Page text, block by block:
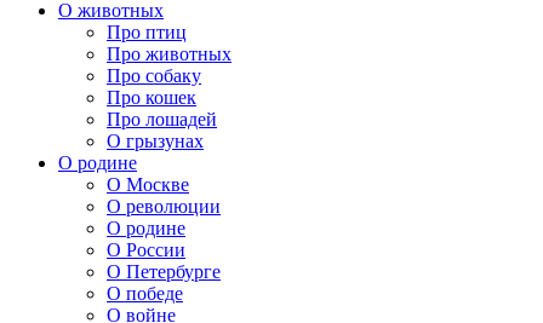
О животных
Про птиц
Про животных
Про собаку
Про кошек
Про лошадей
О грызунах
О родине
О Москве
О революции
О родине
О России
О Петербурге
О победе
О войне